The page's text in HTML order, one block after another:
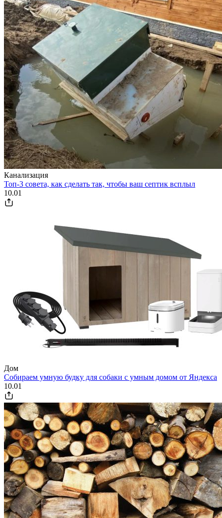
Канализация
Топ-3 совета, как сделать так, чтобы ваш септик всплыл
10.01
Дом
Собираем умную будку для собаки с умным домом от Яндекса
10.01